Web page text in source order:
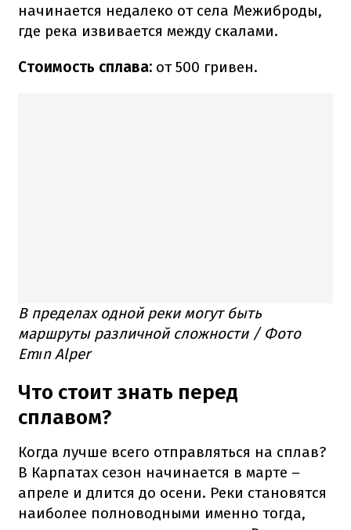
начинается недалеко от села Межиброды,
где река извивается между скалами.
Стоимость сплава: от 500 гривен.
В пределах одной реки могут быть
маршруты различной сложности / Фото
Emın Alper
Что стоит знать перед
сплавом?
Когда лучше всего отправляться на сплав?
В Карпатах сезон начинается в марте –
апреле и длится до осени. Реки становятся
наиболее полноводными именно тогда,